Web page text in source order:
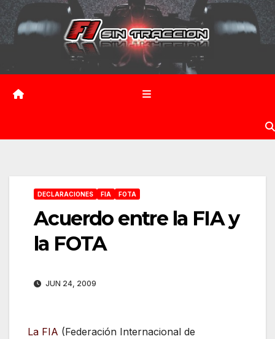
Saltar
contenido
DECLARACIONES FIA FOTA
Acuerdo entre la FIA y
la FOTA
JUN 24, 2009
La FIA (Federación Internacional de